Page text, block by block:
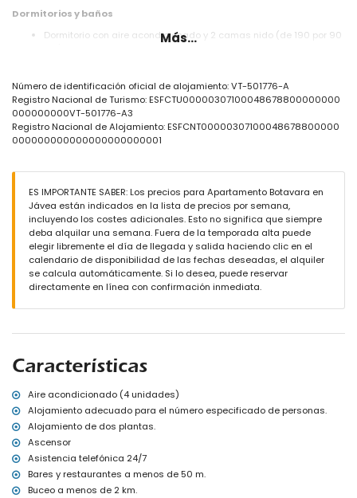
Dormitorios y baños
Dormitorio con aire acondicionado y 2 camas nido (de 190 por 90
Dormitorio con aire acondicionado y 2 camas individuales (de
190 por 90 cm)
Baño en suite con lavabo, combinación de bañera/ducha, bidé y
WC
2 baños cada uno con lavabo, ducha y WC
Parcela cerrada
3 terrazas, de las cuales 2 cubiertas
Espacio de aparcamiento cubierto comunitario cerrado
Azotea
Más información
Pueblo más cercano: Jávea (a menos de 2 kilómetros del
apartamento)
100 metros del apartamento)
metros del apartamento)
apartamento)
Aeropuerto más cercano: Alicante (a menos de 100 kilómetros del
apartamento)
Segundo aeropuerto más cercano: Valencia (> 100 kilómetros)
Transporte público cercano: autobús a menos de 100 metros
Se permiten mascotas
El edificio donde se encuentra el alojamiento tiene ascensor.
El alojamiento es muy adecuado para familias con niños
Más...
Número de identificación oficial de alojamiento: VT-501776-A
Registro Nacional de Turismo: ESFCTU00000307100048678800000000
000000000VT-501776-A3
Registro Nacional de Alojamiento: ESFCNT00000307100048678800000
000000000000000000000001
ES IMPORTANTE SABER: Los precios para Apartamento Botavara en
Jávea están indicados en la lista de precios por semana,
incluyendo los costes adicionales. Esto no significa que siempre
deba alquilar una semana. Fuera de la temporada alta puede
elegir libremente el día de llegada y salida haciendo clic en el
calendario de disponibilidad de las fechas deseadas, el alquiler
se calcula automáticamente. Si lo desea, puede reservar
directamente en línea con confirmación inmediata.
Características
Aire acondicionado (4 unidades)
Alojamiento adecuado para el número especificado de personas.
Alojamiento de dos plantas.
Ascensor
Asistencia telefónica 24/7
Bares y restaurantes a menos de 50 m.
Buceo a menos de 2 km.